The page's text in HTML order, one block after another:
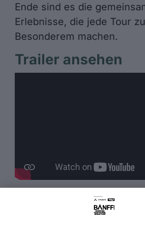
Ende sind es die
Erlebnisse, die jede Tour
Besonderem machen.
Trailer ansehen
Alle Filme im